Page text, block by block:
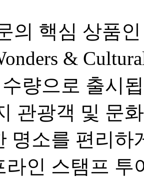
의 핵심 상품
&
량으로 출시
관광객 및 문
명소를 편리하
라인 스탬프